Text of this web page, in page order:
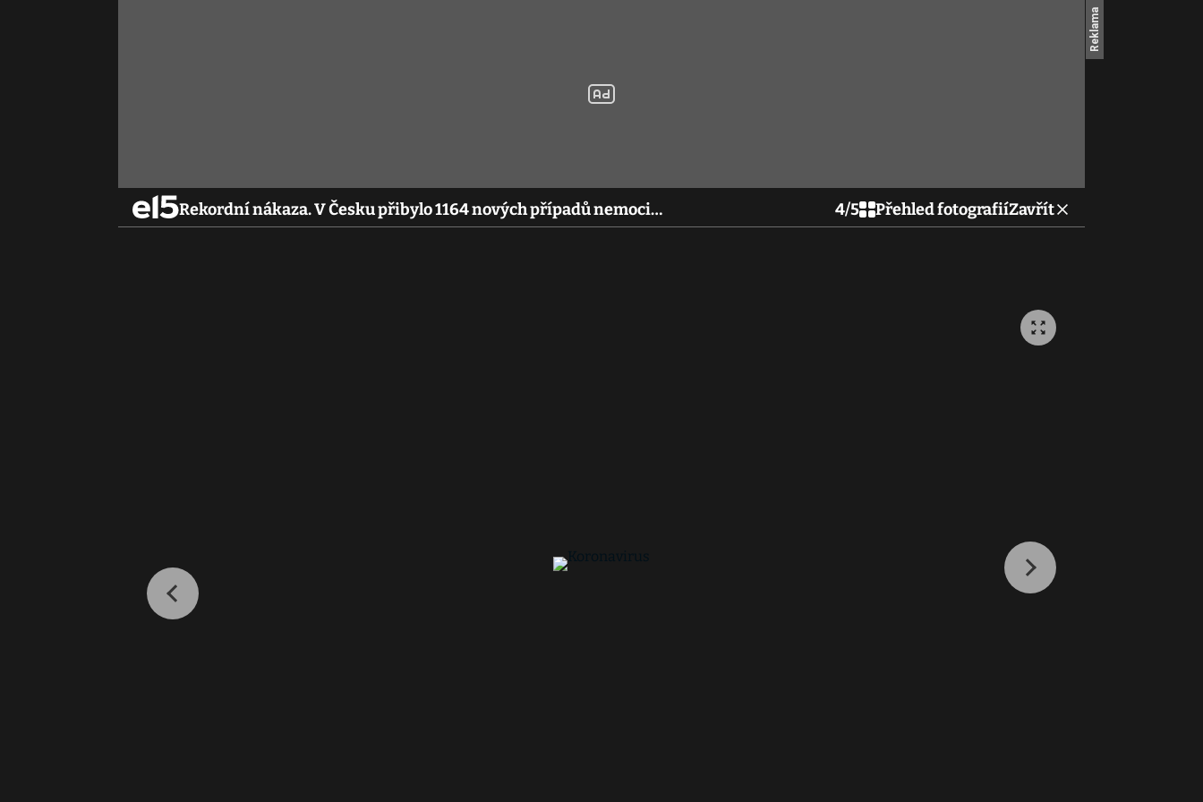
Rekordní nákaza. V Česku přibylo 1164 nových případů nemoci… 4/5 Přehled fotografiíZavřít